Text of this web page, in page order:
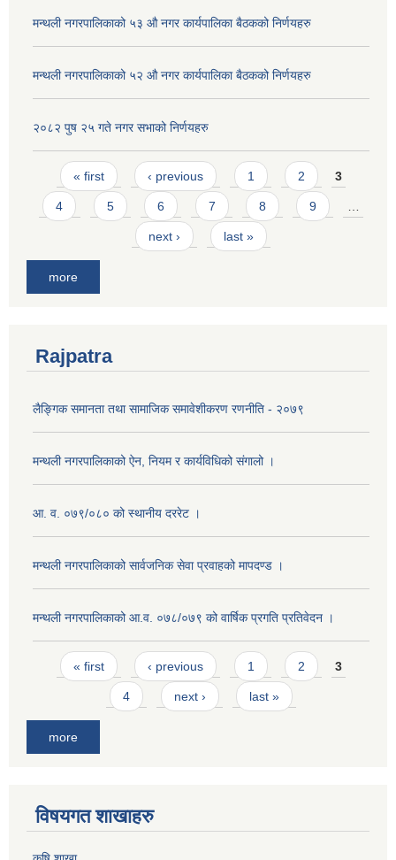
मन्थली नगरपालिकाको ५३ औ नगर कार्यपालिका बैठकको निर्णयहरु
मन्थली नगरपालिकाको ५२ औ नगर कार्यपालिका बैठकको निर्णयहरु
२०८२ पुष २५ गते नगर सभाको निर्णयहरु
Pages
« first ‹ previous 1 2 3
4 5 6 7 8 9
next › last »
more
Rajpatra
लैङ्गिक समानता तथा सामाजिक समावेशीकरण रणनीति - २०७९
मन्थली नगरपालिकाको ऐन, नियम र कार्यविधिको संगालो ।
आ. व. ०७९/०८० को स्थानीय दररेट ।
मन्थली नगरपालिकाको सार्वजनिक सेवा प्रवाहको मापदण्ड ।
मन्थली नगरपालिकाको आ.व. ०७८/०७९ को वार्षिक प्रगति प्रतिवेदन ।
Pages
« first ‹ previous 1 2 3
4 next › last »
more
विषयगत शाखाहरु